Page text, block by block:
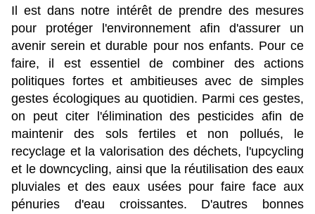
Il est dans notre intérêt de prendre des mesures
pour protéger l'environnement afin d'assurer un
avenir serein et durable pour nos enfants. Pour ce
faire, il est essentiel de combiner des actions
politiques fortes et ambitieuses avec de simples
gestes écologiques au quotidien. Parmi ces gestes,
on peut citer l'élimination des pesticides afin de
maintenir des sols fertiles et non pollués, le
recyclage et la valorisation des déchets, l'upcycling
et le downcycling, ainsi que la réutilisation des eaux
pluviales et des eaux usées pour faire face aux
pénuries d'eau croissantes. D'autres bonnes